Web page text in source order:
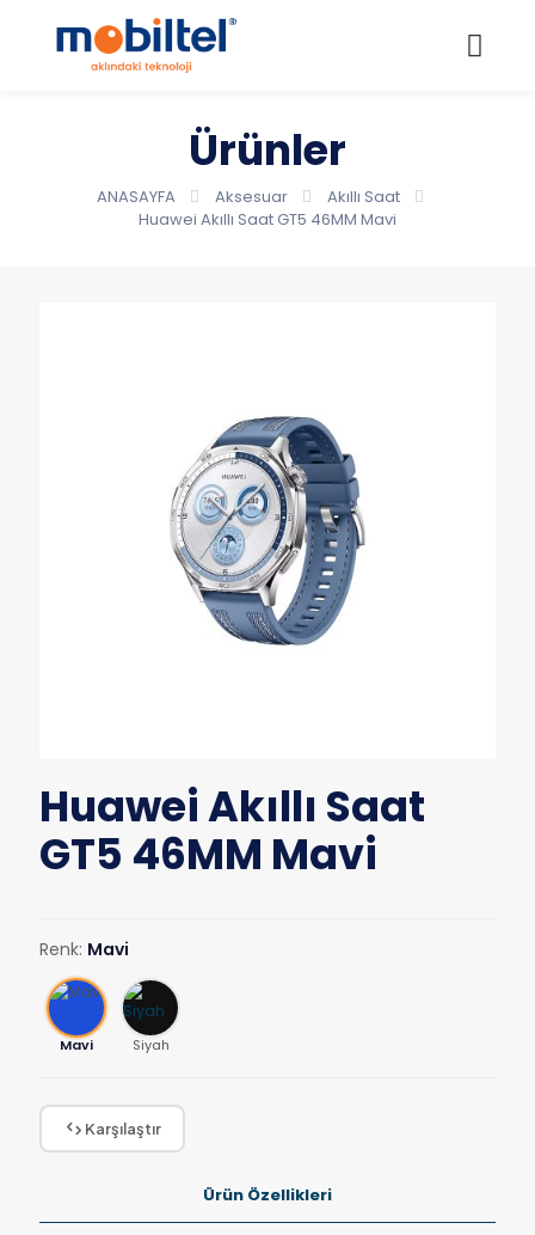
Ürünler
ANASAYFA Aksesuar
Akıllı Saat
Huawei Akıllı Saat GT5 46MM Mavi
Huawei Akıllı Saat
GT5 46MM Mavi
Renk: Mavi
Mavi Siyah
Karşılaştır
Ürün Özellikleri